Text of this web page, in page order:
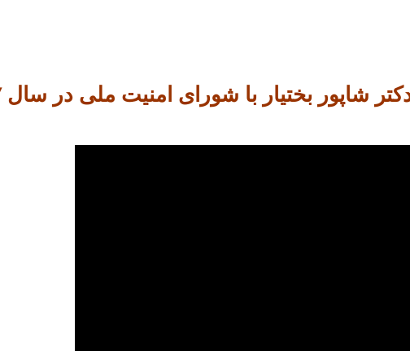
شاپور بختیار با شورای امنیت ملی در سال ۵۷